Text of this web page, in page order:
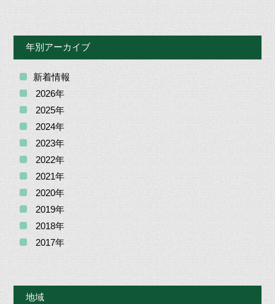
年別アーカイブ
新着情報
2026年
2025年
2024年
2023年
2022年
2021年
2020年
2019年
2018年
2017年
地域